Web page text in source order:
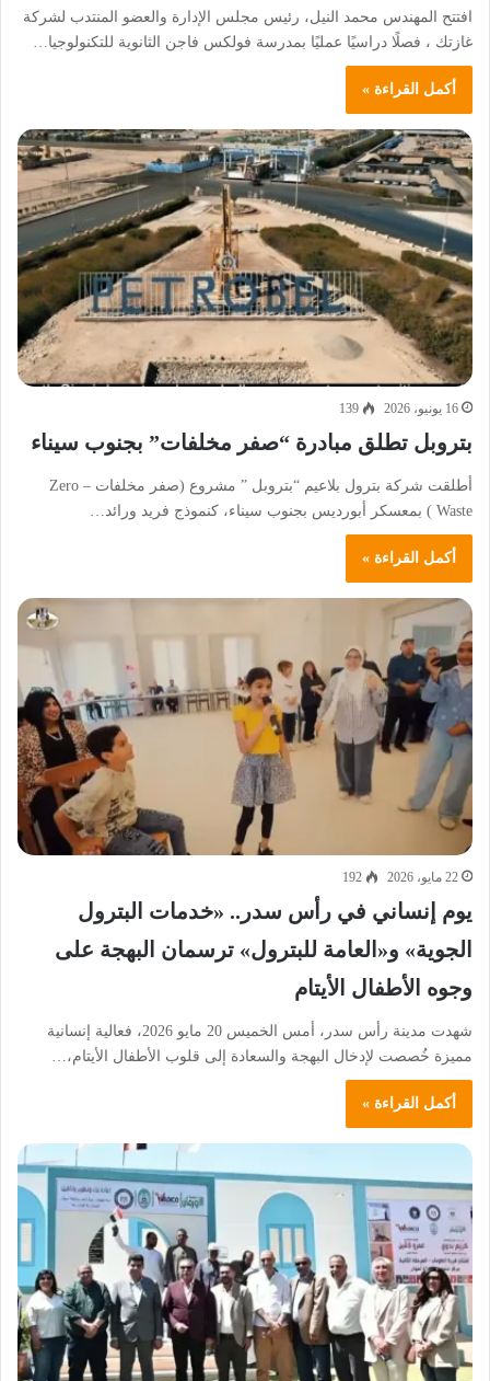
افتتح المهندس محمد النيل، رئيس مجلس الإدارة والعضو المنتدب لشركة
غازتك ، فصلًا دراسيًا عمليًا بمدرسة فولكس فاجن الثانوية للتكنولوجيا…
أكمل القراءة »
16 يونيو، 2026 139
بتروبل تطلق مبادرة “صفر مخلفات” بجنوب سيناء
أطلقت شركة بترول بلاعيم “بتروبل ” مشروع (صفر مخلفات – Zero
Waste ) بمعسكر أبورديس بجنوب سيناء، كنموذج فريد ورائد…
أكمل القراءة »
22 مايو، 2026 192
يوم إنساني في رأس سدر.. «خدمات البترول
الجوية» و«العامة للبترول» ترسمان البهجة على
وجوه الأطفال الأيتام
شهدت مدينة رأس سدر، أمس الخميس 20 مايو 2026، فعالية إنسانية
مميزة خُصصت لإدخال البهجة والسعادة إلى قلوب الأطفال الأيتام،…
أكمل القراءة »